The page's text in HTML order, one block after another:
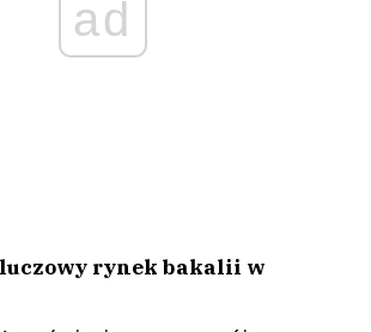
ad
rynek bakalii w